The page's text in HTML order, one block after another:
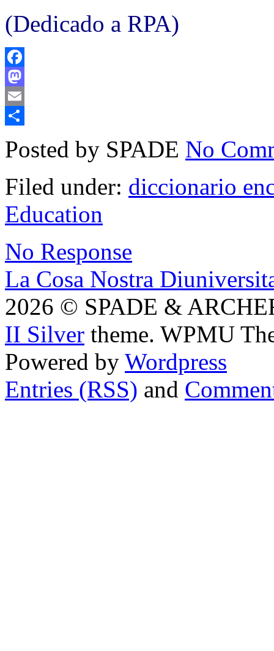
(Dedicado a RPA)
Facebook
Mastodon
Email
Posted by SPADE No
Filed under: diccionario
Education
No Response
La Cosa Nostra
2026 © SPADE &
II Silver theme. WPMU
Powered by Wordpress
Entries (RSS) and